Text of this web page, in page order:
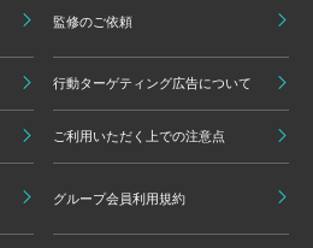
監修のご依頼
行動ターゲティング広告について
ご利用いただく上での注意点
グループ会員利用規約